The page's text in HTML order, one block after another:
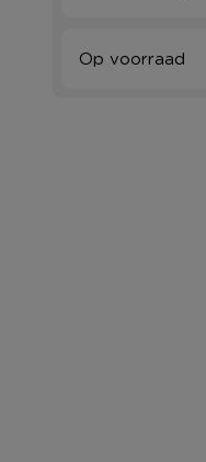
Op voorraad